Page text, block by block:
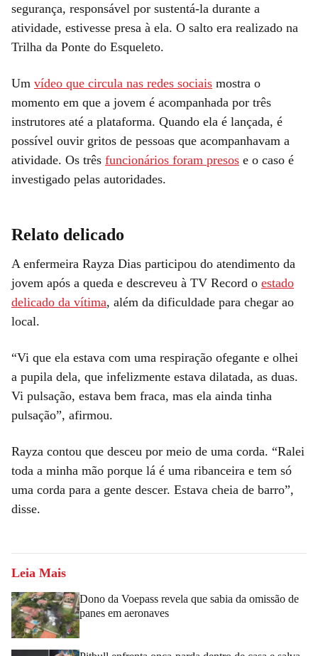
segurança, responsável por sustentá-la durante a
atividade, estivesse presa à ela. O salto era realizado na
Trilha da Ponte do Esqueleto.
Um vídeo que circula nas redes sociais mostra o
momento em que a jovem é acompanhada por três
instrutores até a plataforma. Quando ela é lançada, é
possível ouvir gritos de pessoas que acompanhavam a
atividade. Os três funcionários foram presos e o caso é
investigado pelas autoridades.
Relato delicado
A enfermeira Rayza Dias participou do atendimento da
jovem após a queda e descreveu à TV Record o estado
delicado da vítima, além da dificuldade para chegar ao
local.
“Vi que ela estava com uma respiração ofegante e olhei
a pupila dela, que infelizmente estava dilatada, as duas.
Vi pulsação, estava bem fraca, mas ela ainda tinha
pulsação”, afirmou.
Rayza contou que desceu por meio de uma corda. “Ralei
toda a minha mão porque lá é uma ribanceira e tem só
uma corda para a gente descer. Estava cheia de barro”,
disse.
Leia Mais
Dono da Voepass revela que sabia da omissão de
panes em aeronaves